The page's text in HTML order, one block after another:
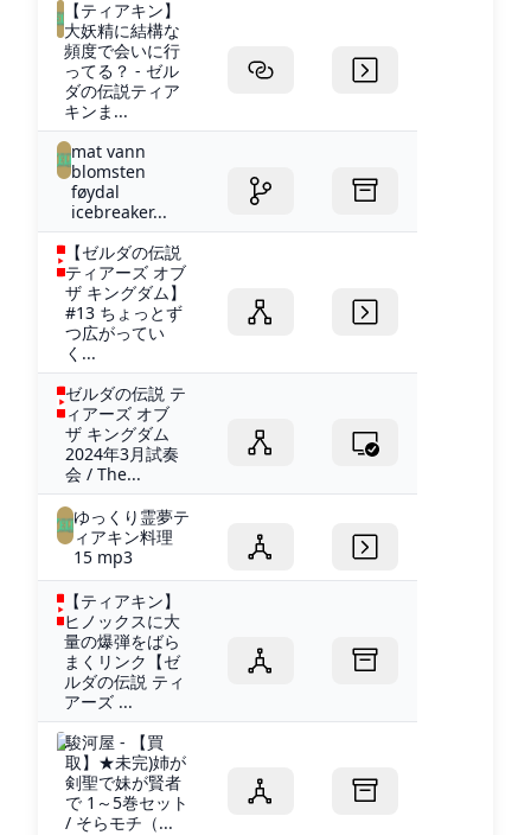
【ティアキン】
大妖精に結構な
頻度で会いに行
ってる？ - ゼル
ダの伝説ティア
キンま...
mat vann
blomsten
føydal
icebreaker...
【ゼルダの伝説
ティアーズ オブ
ザ キングダム】
#13 ちょっとず
つ広がってい
く...
ゼルダの伝説 テ
ィアーズ オブ
ザ キングダム
2024年3月試奏
会 / The...
ゆっくり霊夢テ
ィアキン料理
15 mp3
【ティアキン】
ヒノックスに大
量の爆弾をばら
まくリンク【ゼ
ルダの伝説 ティ
アーズ ...
駿河屋 - 【買
取】★未完)姉が
剣聖で妹が賢者
で 1～5巻セット
/ そらモチ（...